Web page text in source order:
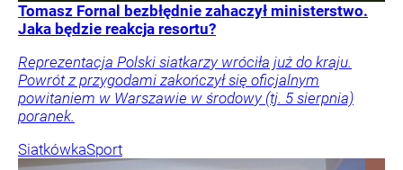
Tomasz Fornal bezbłędnie zahaczył ministerstwo.
Jaka będzie reakcja resortu?
Reprezentacja Polski siatkarzy wróciła już do kraju.
Powrót z przygodami zakończył się oficjalnym
powitaniem w Warszawie w środowy (tj. 5 sierpnia)
poranek.
SiatkówkaSport